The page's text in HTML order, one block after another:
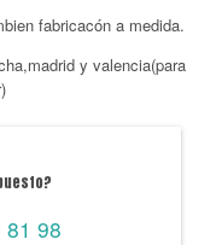
fabricacón a medida.
y valencia(para
81 98